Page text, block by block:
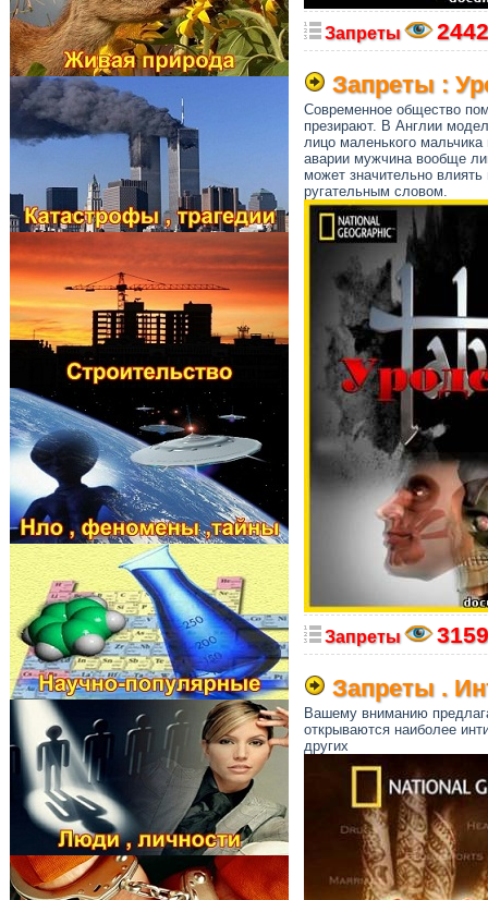
Запреты 2442
Запреты :
Современное общество
презирают. В Англии
лицо маленького
аварии мужчина вообще
может значительно
ругательным словом.
Запреты 3159
Запреты .
Вашему вниманию
открываются наиболее
других